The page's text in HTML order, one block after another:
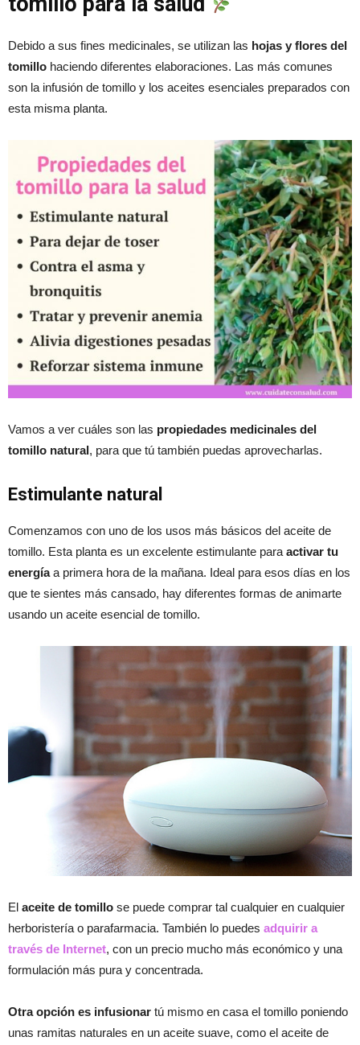
Debido a sus fines medicinales, se utilizan las hojas y flores del
tomillo haciendo diferentes elaboraciones. Las más comunes
son la infusión de tomillo y los aceites esenciales preparados con
esta misma planta.
Vamos a ver cuáles son las propiedades medicinales del
tomillo natural , para que tú también puedas aprovecharlas.
Estimulante natural
Comenzamos con uno de los usos más básicos del aceite de
tomillo. Esta planta es un excelente estimulante paraactivar tu
energíaa primera hora de la mañana. Ideal para esos días en los
que te sientes más cansado, hay diferentes formas de animarte
usando un aceite esencial de tomillo.
El aceite de tomillo se puede comprar tal cualquier en cualquier
herboristería o parafarmacia. También lo puedes adquirir a
través de Internet, con un precio mucho más económico y una
formulación más pura y concentrada.
Otra opción es infusionar tú mismo en casa el tomillo poniendo
unas ramitas naturales en un aceite suave, como el aceite de